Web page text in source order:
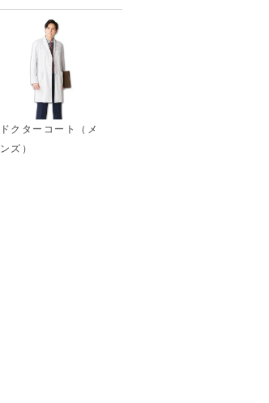
ドクターコート（メ
ンズ）